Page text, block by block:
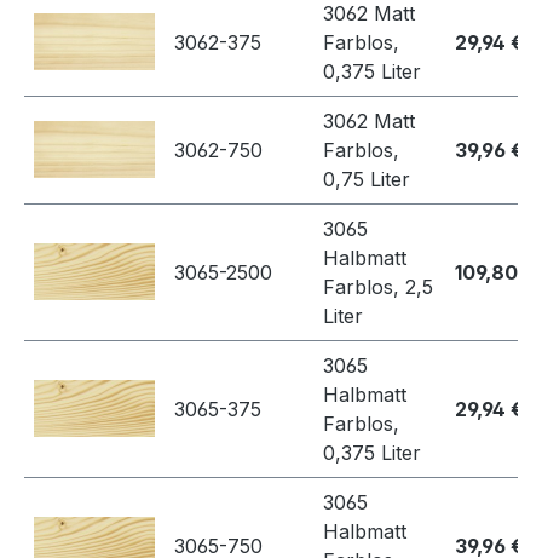
3062-375
3062 Matt
Farblos,
0,375 Liter
29,94 €
3062-750
3062 Matt
Farblos,
0,75 Liter
39,96 €
3065-2500
3065
Halbmatt
Farblos, 2,5
Liter
109,80 €
3065-375
3065
Halbmatt
Farblos,
0,375 Liter
29,94 €
3065-750
3065
Halbmatt
39,96 €